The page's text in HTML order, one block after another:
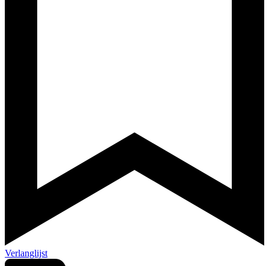
Verlanglijst